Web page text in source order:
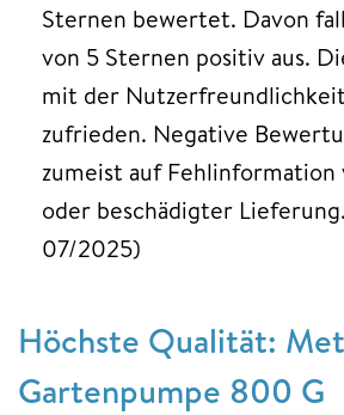
Sternen bewertet. Davon
von 5 Sternen positiv aus.
mit der
zufrieden. Negative
zumeist auf Fehlinformation
oder beschädigter
07/2025)
Höchste Qualität:
Gartenpumpe 800 G